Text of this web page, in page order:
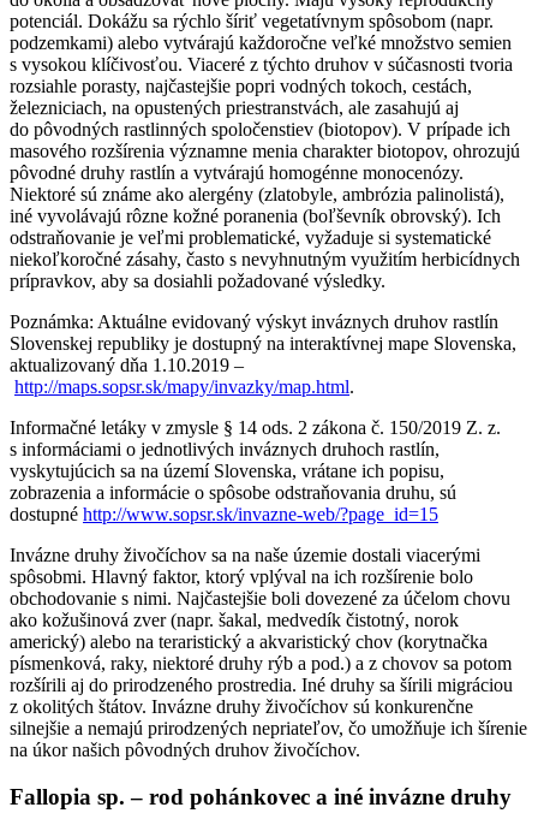
potenciál. Dokážu sa rýchlo šíriť vegetatívnym spôsobom (napr.
podzemkami) alebo vytvárajú každoročne veľké množstvo semien
s vysokou klíčivosťou. Viaceré z týchto druhov v súčasnosti tvoria
rozsiahle porasty, najčastejšie popri vodných tokoch, cestách,
železniciach, na opustených priestranstvách, ale zasahujú aj
do pôvodných rastlinných spoločenstiev (biotopov). V prípade ich
masového rozšírenia významne menia charakter biotopov, ohrozujú
pôvodné druhy rastlín a vytvárajú homogénne monocenózy.
Niektoré sú známe ako alergény (zlatobyle, ambrózia palinolistá),
iné vyvolávajú rôzne kožné poranenia (boľševník obrovský). Ich
odstraňovanie je veľmi problematické, vyžaduje si systematické
niekoľkoročné zásahy, často s nevyhnutným využitím herbicídnych
prípravkov, aby sa dosiahli požadované výsledky.
Poznámka: Aktuálne evidovaný výskyt inváznych druhov rastlín
Slovenskej republiky je dostupný na interaktívnej mape Slovenska,
aktualizovaný dňa 1.10.2019 –
http://maps.sopsr.sk/mapy/invazky/map.html.
Informačné letáky v zmysle § 14 ods. 2 zákona č. 150/2019 Z. z.
s informáciami o jednotlivých inváznych druhoch rastlín,
vyskytujúcich sa na území Slovenska, vrátane ich popisu,
zobrazenia a informácie o spôsobe odstraňovania druhu, sú
dostupné http://www.sopsr.sk/invazne-web/?page_id=15
Invázne druhy živočíchov sa na naše územie dostali viacerými
spôsobmi. Hlavný faktor, ktorý vplýval na ich rozšírenie bolo
obchodovanie s nimi. Najčastejšie boli dovezené za účelom chovu
ako kožušinová zver (napr. šakal, medvedík čistotný, norok
americký) alebo na teraristický a akvaristický chov (korytnačka
písmenková, raky, niektoré druhy rýb a pod.) a z chovov sa potom
rozšírili aj do prirodzeného prostredia. Iné druhy sa šírili migráciou
z okolitých štátov. Invázne druhy živočíchov sú konkurenčne
silnejšie a nemajú prirodzených nepriateľov, čo umožňuje ich šírenie
na úkor našich pôvodných druhov živočíchov.
Fallopia sp. – rod pohánkovec a iné invázne druhy